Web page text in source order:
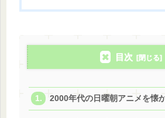
目次
2000年代の日曜朝アニメを懐